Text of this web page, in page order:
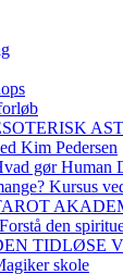
Kim Pedersen
gør Human
Kursus
den
TIDLØSE
skole